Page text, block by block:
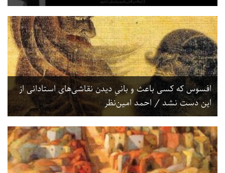
افسوس که کسی باعث و بانیِ دیدن نقاشی‌های استادانی از
این دست نشد / احمد امین‌نظر